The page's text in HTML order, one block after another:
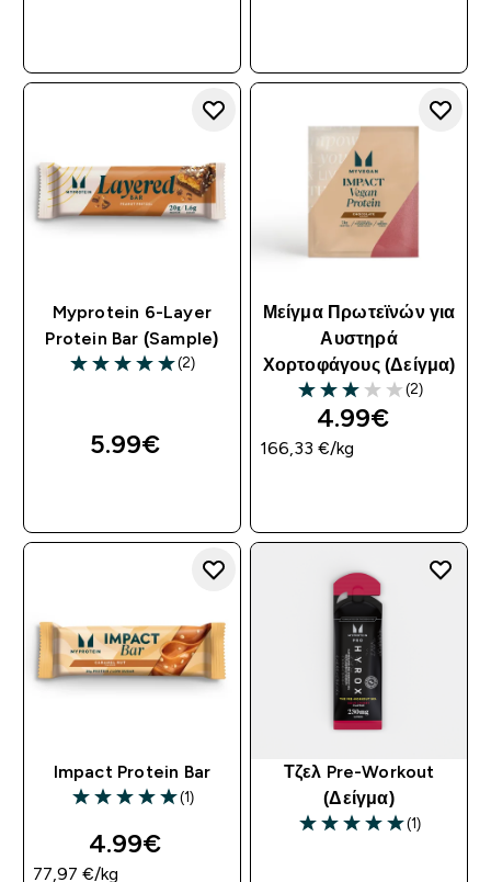
Myprotein 6-Layer
Protein Bar (Sample)
5 out of 5 stars
(2)
5.99€‎
Μείγμα Πρωτεϊνών για
Αυστηρά
Χορτοφάγους (Δείγμα)
3 out of 5 stars
(2)
4.99€‎
166,33 €‎/kg
Impact Protein Bar
5 out of 5 stars
(1)
4.99€‎
77,97 €‎/kg
Τζελ Pre-Workout
(Δείγμα)
5 out of 5 stars
(1)